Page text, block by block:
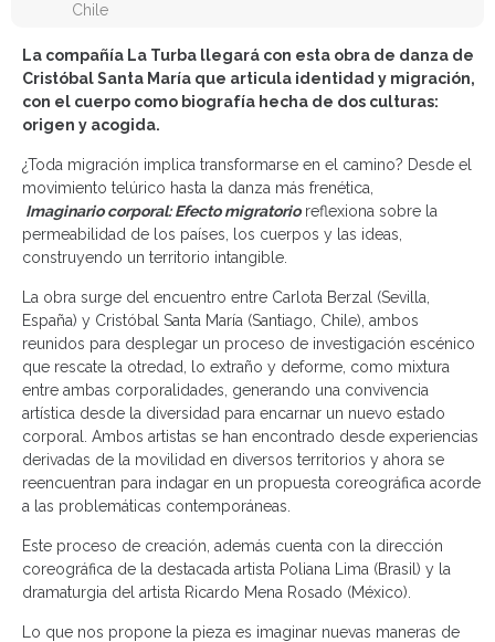
Chile
La compañía La Turba llegará con esta obra de danza de
Cristóbal Santa María que articula identidad y migración,
con el cuerpo como biografía hecha de dos culturas:
origen y acogida.
¿Toda migración implica transformarse en el camino? Desde el
movimiento telúrico hasta la danza más frenética,
Imaginario corporal: Efecto migratorioreflexiona sobre la
permeabilidad de los países, los cuerpos y las ideas,
construyendo un territorio intangible.
La obra surge del encuentro entre Carlota Berzal (Sevilla,
España) y Cristóbal Santa María (Santiago, Chile), ambos
reunidos para desplegar un proceso de investigación escénico
que rescate la otredad, lo extraño y deforme, como mixtura
entre ambas corporalidades, generando una convivencia
artística desde la diversidad para encarnar un nuevo estado
corporal. Ambos artistas se han encontrado desde experiencias
derivadas de la movilidad en diversos territorios y ahora se
reencuentran para indagar en un propuesta coreográfica acorde
a las problemáticas contemporáneas.
Este proceso de creación, además cuenta con la dirección
coreográfica de la destacada artista Poliana Lima (Brasil) y la
dramaturgia del artista Ricardo Mena Rosado (México).
Lo que nos propone la pieza es imaginar nuevas maneras de